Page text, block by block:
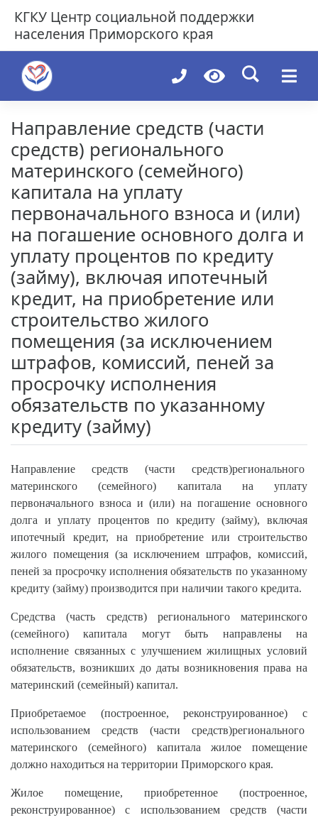
content
КГКУ Центр социальной поддержки
населения Приморского края
Направление средств (части
средств) регионального
материнского (семейного)
капитала на уплату
первоначального взноса и (или)
на погашение основного долга и
уплату процентов по кредиту
(займу), включая ипотечный
кредит, на приобретение или
строительство жилого
помещения (за исключением
штрафов, комиссий, пеней за
просрочку исполнения
обязательств по указанному
кредиту (займу)
Направление средств (части средств)регионального
материнского (семейного) капитала на уплату
первоначального взноса и (или) на погашение основного
долга и уплату процентов по кредиту (займу), включая
ипотечный кредит, на приобретение или строительство
жилого помещения (за исключением штрафов, комиссий,
пеней за просрочку исполнения обязательств по указанному
кредиту (займу) производится при наличии такого кредита.
Средства (часть средств) регионального материнского
(семейного) капитала могут быть направлены на
исполнение связанных с улучшением жилищных условий
обязательств, возникших до даты возникновения права на
материнский (семейный) капитал.
Приобретаемое (построенное, реконструированное) с
использованием средств (части средств)регионального
материнского (семейного) капитала жилое помещение
должно находиться на территории Приморского края.
Жилое помещение, приобретенное (построенное,
реконструированное) с использованием средств (части